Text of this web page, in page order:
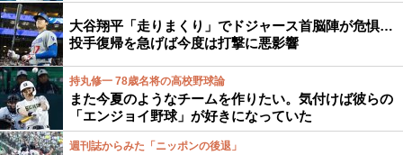
大谷翔平「走りまくり」でドジャース首脳陣が危惧…
投手復帰を急げば今度は打撃に悪影響
持丸修一 78歳名将の高校野球論
また今夏のようなチームを作りたい。気付けば彼らの
「エンジョイ野球」が好きになっていた
週刊誌からみた「ニッポンの後退」